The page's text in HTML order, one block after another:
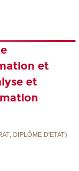
et
et
DIPLÔME D'ETAT)